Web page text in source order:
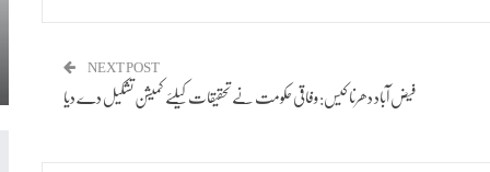
NEXT POST
فیض آباد دھرنا کیس: وفاقی حکومت نے تحقیقات کیلئے کمیشن تشکیل دے دیا